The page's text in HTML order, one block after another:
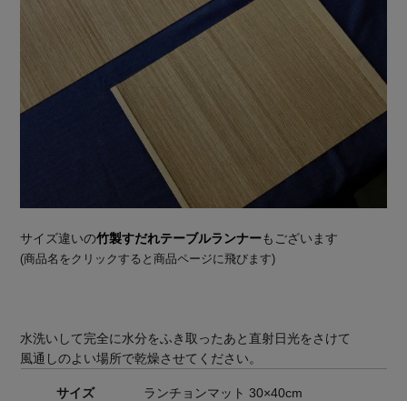
サイズ違いの竹製すだれテーブルランナーもございます
(商品名をクリックすると商品ページに飛びます)
水洗いして完全に水分をふき取ったあと直射日光をさけて
風通しのよい場所で乾燥させてください。
サイズ ランチョンマット 30×40cm